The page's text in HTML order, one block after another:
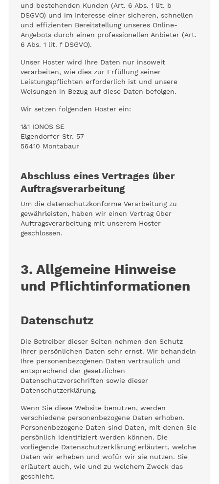
und bestehenden Kunden (Art. 6 Abs. 1 lit. b
DSGVO) und im Interesse einer sicheren, schnellen
und effizienten Bereitstellung unseres Online-
Angebots durch einen professionellen Anbieter (Art.
6 Abs. 1 lit. f DSGVO).
Unser Hoster wird Ihre Daten nur insoweit
verarbeiten, wie dies zur Erfüllung seiner
Leistungspflichten erforderlich ist und unsere
Weisungen in Bezug auf diese Daten befolgen.
Wir setzen folgenden Hoster ein:
1&1 IONOS SE
Elgendorfer Str. 57
56410 Montabaur
Abschluss eines Vertrages über
Auftragsverarbeitung
Um die datenschutzkonforme Verarbeitung zu
gewährleisten, haben wir einen Vertrag über
Auftragsverarbeitung mit unserem Hoster
geschlossen.
3. Allgemeine Hinweise
und Pflicht­informationen
Datenschutz
Die Betreiber dieser Seiten nehmen den Schutz
Ihrer persönlichen Daten sehr ernst. Wir behandeln
Ihre personenbezogenen Daten vertraulich und
entsprechend der gesetzlichen
Datenschutzvorschriften sowie dieser
Datenschutzerklärung.
Wenn Sie diese Website benutzen, werden
verschiedene personenbezogene Daten erhoben.
Personenbezogene Daten sind Daten, mit denen Sie
persönlich identifiziert werden können. Die
vorliegende Datenschutzerklärung erläutert, welche
Daten wir erheben und wofür wir sie nutzen. Sie
erläutert auch, wie und zu welchem Zweck das
geschieht.